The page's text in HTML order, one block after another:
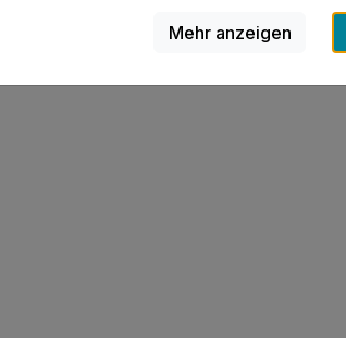
Mehr anzeigen